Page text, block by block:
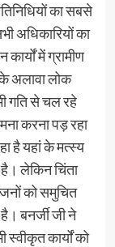
का सबसे
अधिकारियों का
में ग्रामीण
अलावा लोक
गति से चल रहे
करना पड़ रहा
है यहां के मत्स्य
है। लेकिन चिंता
जनों को समुचित
बनर्जी जी ने
कार्यों को